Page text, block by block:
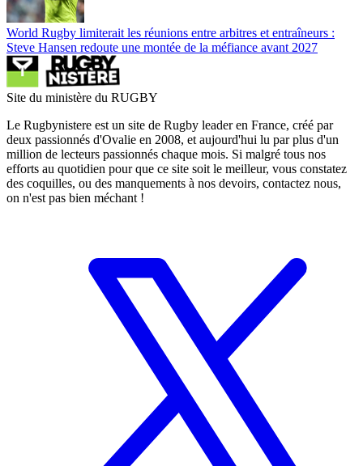
World Rugby limiterait les réunions entre arbitres et entraîneurs :
Steve Hansen redoute une montée de la méfiance avant 2027
Site du ministère du RUGBY
Le Rugbynistere est un site de Rugby leader en France, créé par
deux passionnés d'Ovalie en 2008, et aujourd'hui lu par plus d'un
million de lecteurs passionnés chaque mois. Si malgré tous nos
efforts au quotidien pour que ce site soit le meilleur, vous constatez
des coquilles, ou des manquements à nos devoirs, contactez nous,
on n'est pas bien méchant !